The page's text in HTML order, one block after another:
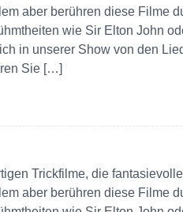
aber berühren diese Filme
wie Sir Elton John
in unserer Show von den
Sie […]
Trickfilme, die
aber berühren diese Filme